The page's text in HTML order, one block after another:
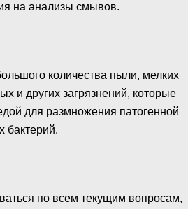
на анализы смывов.
количества пыли, мелких
и других загрязнений, которые
для размножения патогенной
бактерий.
по всем текущим вопросам,